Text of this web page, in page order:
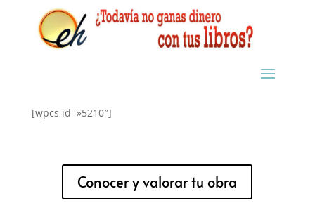
[wpcs id=»5210″]
Conocer y valorar tu obra